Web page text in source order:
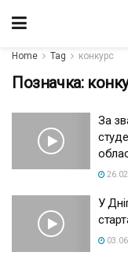
Home Tag конкурс
Позначка:
За
У